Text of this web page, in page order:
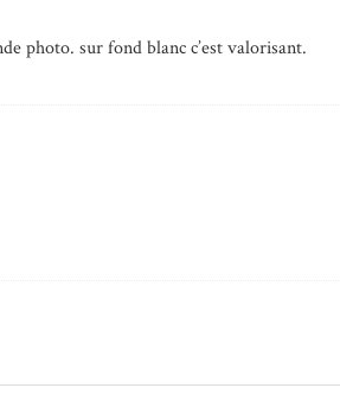
photo. sur fond blanc c’est valorisant.